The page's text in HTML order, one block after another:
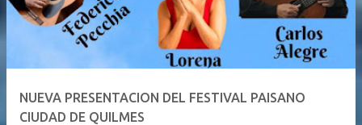
NUEVA PRESENTACION DEL FESTIVAL PAISANO
CIUDAD DE QUILMES